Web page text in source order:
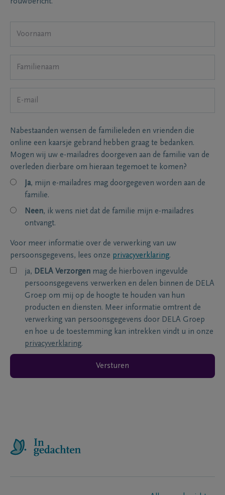
Nabestaanden wensen de familieleden en vrienden die
online een kaarsje gebrand hebben graag te bedanken.
Mogen wij uw e-mailadres doorgeven aan de familie van de
overleden dierbare om hieraan tegemoet te komen?
Ja, mijn e-mailadres mag doorgegeven worden aan de
familie.
Neen, ik wens niet dat de familie mijn e-mailadres
ontvangt.
Voor meer informatie over de verwerking van uw
persoonsgegevens, lees onze privacyverklaring.
ja, DELA Verzorgen mag de hierboven ingevulde
persoonsgegevens verwerken en delen binnen de DELA
Groep om mij op de hoogte te houden van hun
producten en diensten. Meer informatie omtrent de
verwerking van persoonsgegevens door DELA Groep
en hoe u de toestemming kan intrekken vindt u in onze
privacyverklaring.
Versturen